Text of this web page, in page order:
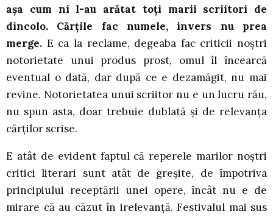
așa cum ni l-au arătat toți marii scriitori de
dincolo. Cărțile fac numele, invers nu prea
merge. E ca la reclame, degeaba fac criticii noștri
notorietate unui produs prost, omul îl încearcă
eventual o dată, dar după ce e dezamăgit, nu mai
revine. Notorietatea unui scriitor nu e un lucru rău,
nu spun asta, doar trebuie dublată și de relevanța
cărților scrise.
E atât de evident faptul că reperele marilor noștri
critici literari sunt atât de greșite, de împotriva
principiului receptării unei opere, încât nu e de
mirare că au căzut în irelevanță. Festivalul mai sus